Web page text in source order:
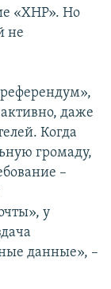
«ХНР». Но
не
активно, даже
Когда
громаду,
–
у
данные», –